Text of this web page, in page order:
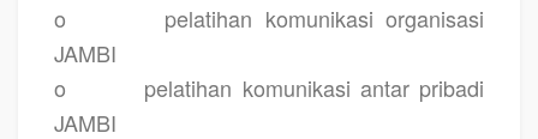
o
pelatihan komunikasi organisasi
JAMBI
o
pelatihan komunikasi antar pribadi
JAMBI